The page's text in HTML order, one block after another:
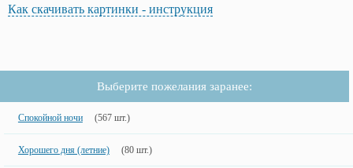
Как скачивать картинки - инструкция
Выберите пожелания заранее:
Спокойной ночи (567 шт.)
Хорошего дня (летние) (80 шт.)